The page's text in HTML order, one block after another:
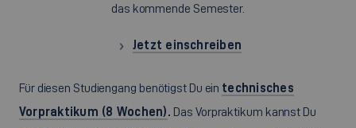
das kommende Semester.
Jetzt einschreiben
Für diesen Studiengang benötigst Du ein technisches
Vorpraktikum (8 Wochen). Das Vorpraktikum kannst Du